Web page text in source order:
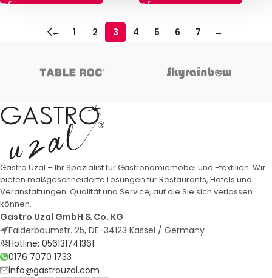
← 1 2 3 4 5 6 7 →
Gastro Uzal – Ihr Spezialist für Gastronomiemöbel und -textilien. Wir
bieten maßgeschneiderte Lösungen für Restaurants, Hotels und
Veranstaltungen. Qualität und Service, auf die Sie sich verlassen
können.
Gastro Uzal GmbH & Co. KG
Falderbaumstr. 25, DE-34123 Kassel / Germany
Hotline: 056131741361
0176 7070 1733
info@gastrouzal.com